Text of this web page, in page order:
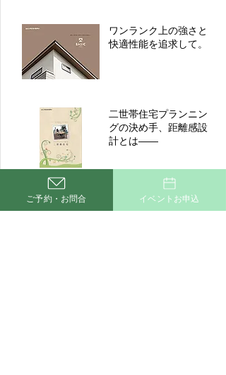
ワンランク上の強さと
快適性能を追求して。
新たなスタイルの平屋
住宅をご提案。
二世帯住宅プランニン
グの決め手、距離感設
計とは――
ご予約・お問合 イベントお申込